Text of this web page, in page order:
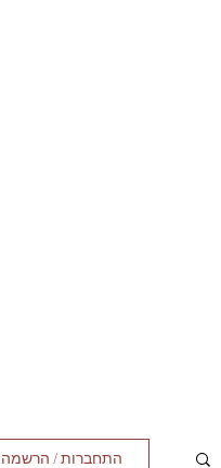
התחברות / הרשמה